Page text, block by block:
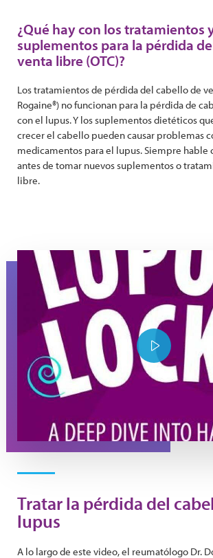
¿Qué hay con los tratamientos
suplementos para la pérdida
venta libre (OTC)?
Los tratamientos de pérdida del cabello de
Rogaine®) no funcionan para la pérdida de
con el lupus. Y los suplementos dietéticos
crecer el cabello pueden causar problemas
medicamentos para el lupus. Siempre hable
antes de tomar nuevos suplementos o
libre.
YouTube Thumbnail Purple Lupus
Play Video
Tratar la pérdida del
lupus
A lo largo de este video, el reumatólogo Dr.